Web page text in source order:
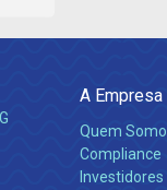
A Empresa
Quem
Compliance
Investidores